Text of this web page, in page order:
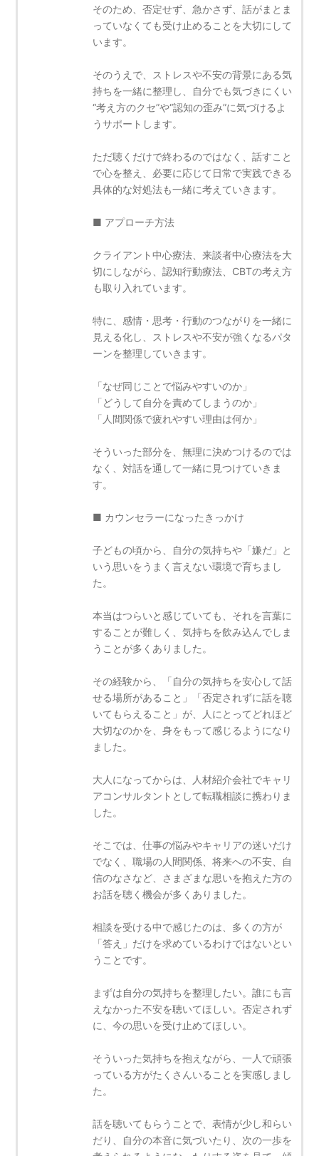
そのため、否定せず、急かさず、話がまとま
っていなくても受け止めることを大切にして
います。
そのうえで、ストレスや不安の背景にある気
持ちを一緒に整理し、自分でも気づきにくい
“考え方のクセ”や“認知の歪み”に気づけるよ
うサポートします。
ただ聴くだけで終わるのではなく、話すこと
で心を整え、必要に応じて日常で実践できる
具体的な対処法も一緒に考えていきます。
■ アプローチ方法
クライアント中心療法、来談者中心療法を大
切にしながら、認知行動療法、CBTの考え方
も取り入れています。
特に、感情・思考・行動のつながりを一緒に
見える化し、ストレスや不安が強くなるパタ
ーンを整理していきます。
「なぜ同じことで悩みやすいのか」
「どうして自分を責めてしまうのか」
「人間関係で疲れやすい理由は何か」
そういった部分を、無理に決めつけるのでは
なく、対話を通して一緒に見つけていきま
す。
■ カウンセラーになったきっかけ
子どもの頃から、自分の気持ちや「嫌だ」と
いう思いをうまく言えない環境で育ちまし
た。
本当はつらいと感じていても、それを言葉に
することが難しく、気持ちを飲み込んでしま
うことが多くありました。
その経験から、「自分の気持ちを安心して話
せる場所があること」「否定されずに話を聴
いてもらえること」が、人にとってどれほど
大切なのかを、身をもって感じるようになり
ました。
大人になってからは、人材紹介会社でキャリ
アコンサルタントとして転職相談に携わりま
した。
そこでは、仕事の悩みやキャリアの迷いだけ
でなく、職場の人間関係、将来への不安、自
信のなさなど、さまざまな思いを抱えた方の
お話を聴く機会が多くありました。
相談を受ける中で感じたのは、多くの方が
「答え」だけを求めているわけではないとい
うことです。
まずは自分の気持ちを整理したい。誰にも言
えなかった不安を聴いてほしい。否定されず
に、今の思いを受け止めてほしい。
そういった気持ちを抱えながら、一人で頑張
っている方がたくさんいることを実感しまし
た。
話を聴いてもらうことで、表情が少し和らい
だり、自分の本音に気づいたり、次の一歩を